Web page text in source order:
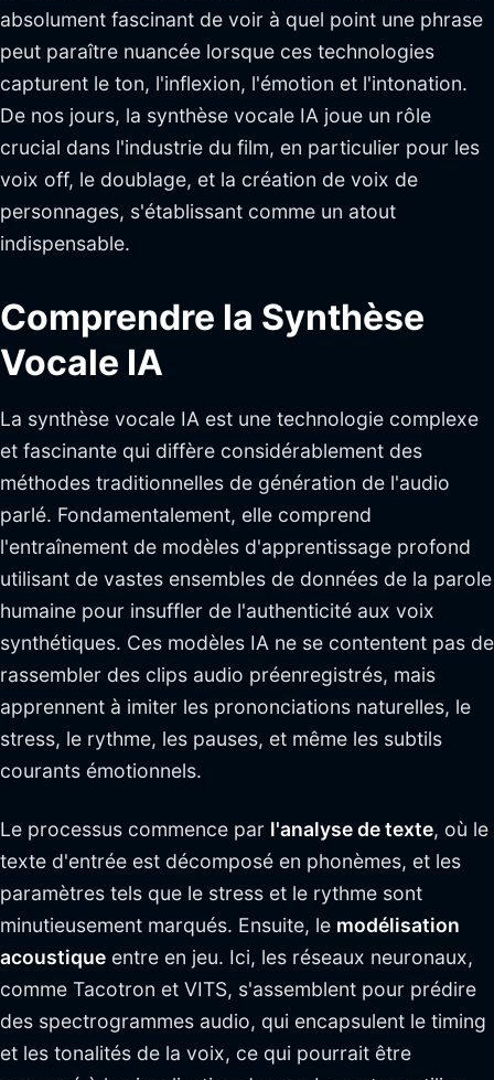
absolument fascinant de voir à quel point une phrase
peut paraître nuancée lorsque ces technologies
capturent le ton, l'inflexion, l'émotion et l'intonation.
De nos jours, la synthèse vocale IA joue un rôle
crucial dans l'industrie du film, en particulier pour les
voix off, le doublage, et la création de voix de
personnages, s'établissant comme un atout
indispensable.
Comprendre la Synthèse
Vocale IA
La synthèse vocale IA est une technologie complexe
et fascinante qui diffère considérablement des
méthodes traditionnelles de génération de l'audio
parlé. Fondamentalement, elle comprend
l'entraînement de modèles d'apprentissage profond
utilisant de vastes ensembles de données de la parole
humaine pour insuffler de l'authenticité aux voix
synthétiques. Ces modèles IA ne se contentent pas de
rassembler des clips audio préenregistrés, mais
apprennent à imiter les prononciations naturelles, le
stress, le rythme, les pauses, et même les subtils
courants émotionnels.
Le processus commence par l'analyse de texte, où le
texte d'entrée est décomposé en phonèmes, et les
paramètres tels que le stress et le rythme sont
minutieusement marqués. Ensuite, le modélisation
acoustique entre en jeu. Ici, les réseaux neuronaux,
comme Tacotron et VITS, s'assemblent pour prédire
des spectrogrammes audio, qui encapsulent le timing
et les tonalités de la voix, ce qui pourrait être